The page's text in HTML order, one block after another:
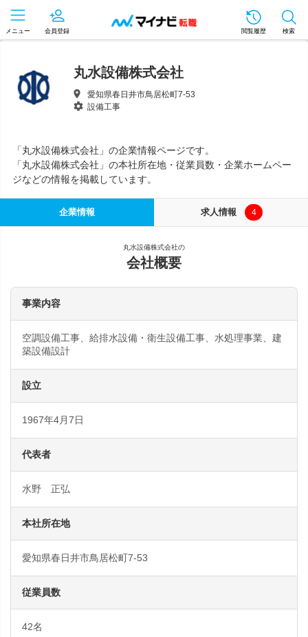
メニュー 会員登録 閲覧履歴 検索
丸水設備株式会社
愛知県春日井市鳥居松町7-53
設備工事
「丸水設備株式会社」の企業情報ページです。
「丸水設備株式会社」の本社所在地・従業員数・企業ホームペー
ジなどの情報を掲載しています。
企業情報 求人情報 4
丸水設備株式会社の
会社概要
事業内容
空調設備工事、給排水設備・衛生設備工事、水処理事業、建
築設備設計
設立
1967年4月7日
代表者
水野 正弘
本社所在地
愛知県春日井市鳥居松町7-53
従業員数
42名